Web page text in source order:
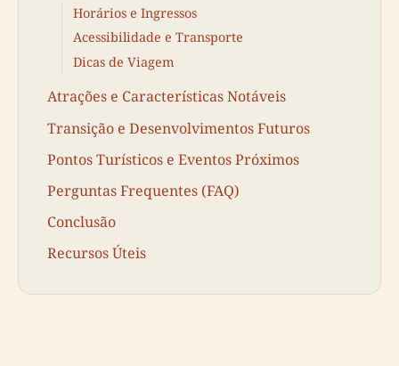
Horários e Ingressos
Acessibilidade e Transporte
Dicas de Viagem
Atrações e Características Notáveis
Transição e Desenvolvimentos Futuros
Pontos Turísticos e Eventos Próximos
Perguntas Frequentes (FAQ)
Conclusão
Recursos Úteis